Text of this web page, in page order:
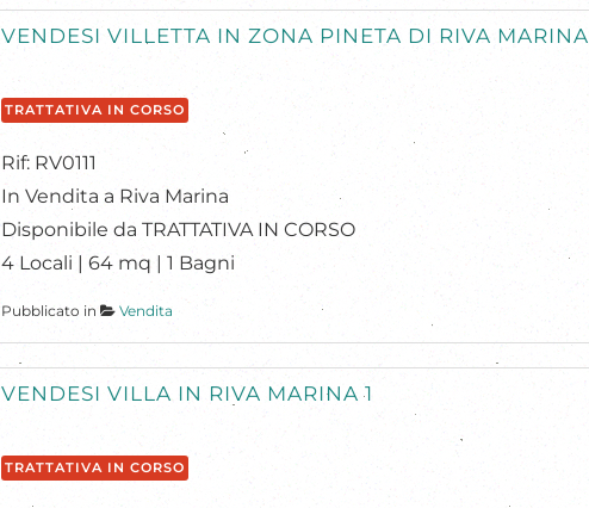
VENDESI VILLETTA IN ZONA PINETA DI RIVA MARINA
TRATTATIVA IN CORSO
Rif: RV0111
In Vendita a Riva Marina
Disponibile da TRATTATIVA IN CORSO
4 Locali | 64 mq | 1 Bagni
Pubblicato in Vendita
VENDESI VILLA IN RIVA MARINA 1
TRATTATIVA IN CORSO